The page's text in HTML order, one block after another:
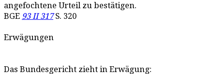
angefochtene Urteil zu bestätigen.
BGE 93 II 317S. 320
Erwägungen
Das Bundesgericht zieht in Erwägung: